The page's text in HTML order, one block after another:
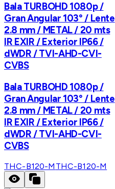
Bala TURBOHD 1080p /
Gran Angular 103° / Lente
2.8 mm / METAL / 20 mts
IR EXIR / Exterior IP66 /
dWDR / TVI-AHD-CVI-
CVBS
Bala TURBOHD 1080p /
Gran Angular 103° / Lente
2.8 mm / METAL / 20 mts
IR EXIR / Exterior IP66 /
dWDR / TVI-AHD-CVI-
CVBS
THC-B120-M THC-B120-M